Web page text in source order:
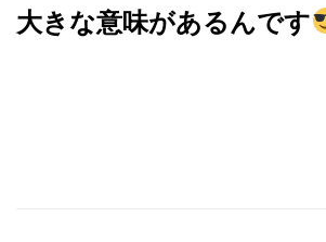
大きな意味があるんです